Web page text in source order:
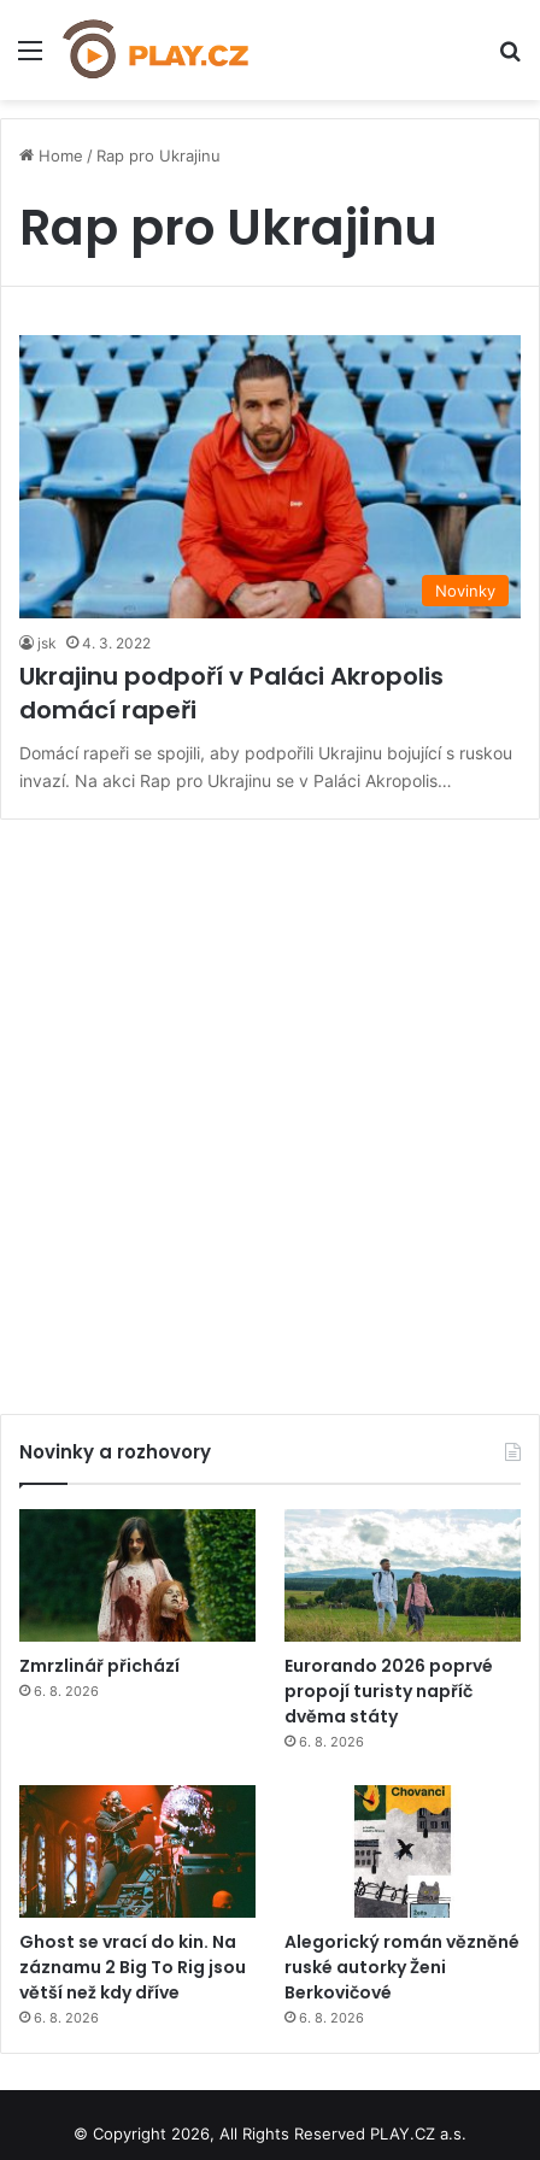
Menu
Home / Rap pro Ukrajinu
Rap pro Ukrajinu
Novinky
jsk 4. 3. 2022
Ukrajinu podpoří v Paláci Akropolis
domácí rapeři
Domácí rapeři se spojili, aby podpořili Ukrajinu bojující s ruskou
invazí. Na akci Rap pro Ukrajinu se v Paláci Akropolis…
Novinky a rozhovory
Zmrzlinář přichází
6. 8. 2026
Eurorando 2026 poprvé
propojí turisty napříč
dvěma státy
6. 8. 2026
Ghost se vrací do kin. Na
záznamu 2 Big To Rig jsou
větší než kdy dříve
6. 8. 2026
Alegorický román vězněné
ruské autorky Ženi
Berkovičové
6. 8. 2026
© Copyright 2026, All Rights Reserved PLAY.CZ a.s.